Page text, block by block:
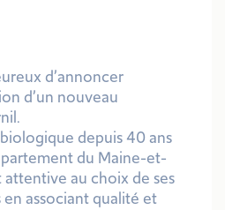
d’annoncer
d’un nouveau
depuis 40 ans
du Maine-et-
au choix de ses
associant qualité et